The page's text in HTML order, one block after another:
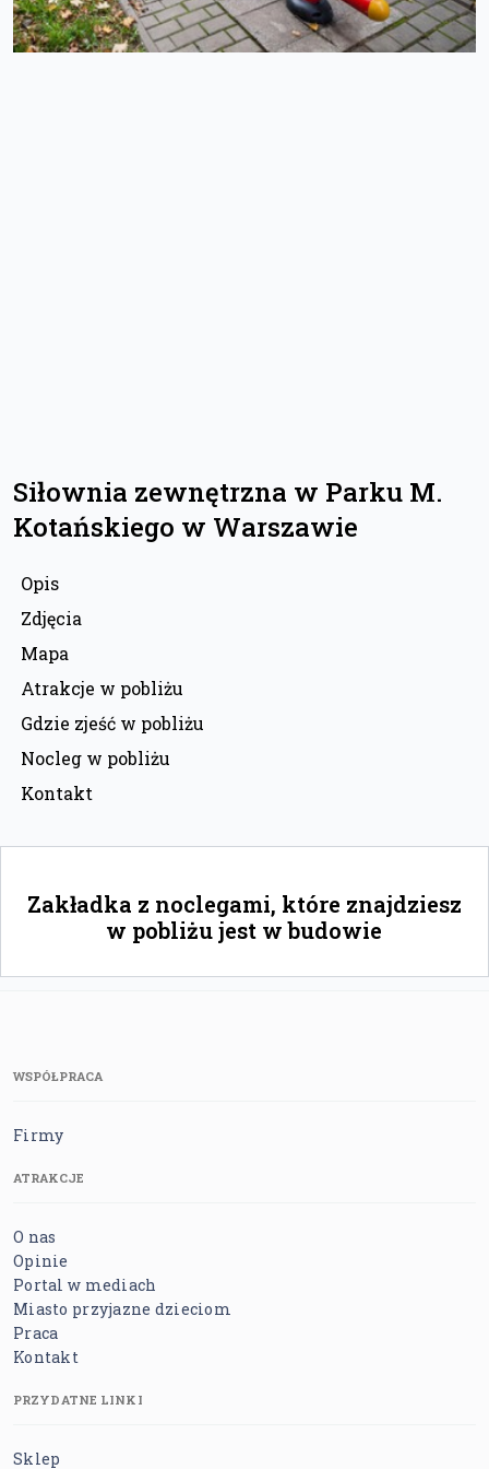
Siłownia zewnętrzna w Parku M.
Kotańskiego w Warszawie
Opis
Zdjęcia
Mapa
Atrakcje w pobliżu
Gdzie zjeść w pobliżu
Nocleg w pobliżu
Kontakt
Zakładka z noclegami, które znajdziesz
w pobliżu jest w budowie
WSPÓŁPRACA
Firmy
ATRAKCJE
O nas
Opinie
Portal w mediach
Miasto przyjazne dzieciom
Praca
Kontakt
PRZYDATNE LINKI
Sklep